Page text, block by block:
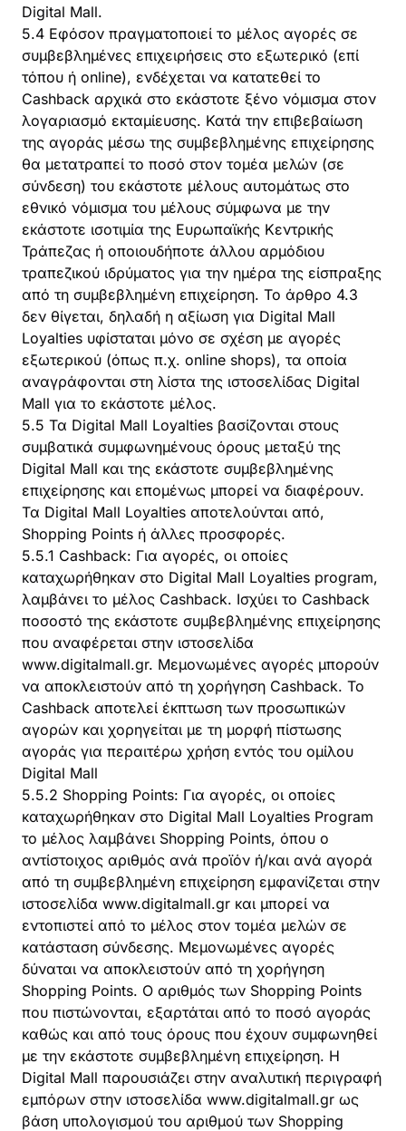
Digital Mall.
5.4 Εφόσον πραγματοποιεί το μέλος αγορές σε
συμβεβλημένες επιχειρήσεις στο εξωτερικό (επί
τόπου ή online), ενδέχεται να κατατεθεί το
Cashback αρχικά στο εκάστοτε ξένο νόμισμα στον
λογαριασμό εκταμίευσης. Κατά την επιβεβαίωση
της αγοράς μέσω της συμβεβλημένης επιχείρησης
θα μετατραπεί το ποσό στον τομέα μελών (σε
σύνδεση) του εκάστοτε μέλους αυτομάτως στο
εθνικό νόμισμα του μέλους σύμφωνα με την
εκάστοτε ισοτιμία της Ευρωπαϊκής Κεντρικής
Τράπεζας ή οποιουδήποτε άλλου αρμόδιου
τραπεζικού ιδρύματος για την ημέρα της είσπραξης
από τη συμβεβλημένη επιχείρηση. Το άρθρο 4.3
δεν θίγεται, δηλαδή η αξίωση για Digital Mall
Loyalties υφίσταται μόνο σε σχέση με αγορές
εξωτερικού (όπως π.χ. online shops), τα οποία
αναγράφονται στη λίστα της ιστοσελίδας Digital
Mall για το εκάστοτε μέλος.
5.5 Τα Digital Mall Loyalties βασίζονται στους
συμβατικά συμφωνημένους όρους μεταξύ της
Digital Mall και της εκάστοτε συμβεβλημένης
επιχείρησης και επομένως μπορεί να διαφέρουν.
Τα Digital Mall Loyalties αποτελούνται από,
Shopping Points ή άλλες προσφορές.
5.5.1 Cashback: Για αγορές, οι οποίες
καταχωρήθηκαν στο Digital Mall Loyalties program,
λαμβάνει το μέλος Cashback. Ισχύει το Cashback
ποσοστό της εκάστοτε συμβεβλημένης επιχείρησης
που αναφέρεται στην ιστοσελίδα
www.digitalmall.gr. Μεμονωμένες αγορές μπορούν
να αποκλειστούν από τη χορήγηση Cashback. Το
Cashback αποτελεί έκπτωση των προσωπικών
αγορών και χορηγείται με τη μορφή πίστωσης
αγοράς για περαιτέρω χρήση εντός του ομίλου
Digital Mall
5.5.2 Shopping Points: Για αγορές, οι οποίες
καταχωρήθηκαν στο Digital Mall Loyalties Program
το μέλος λαμβάνει Shopping Points, όπου ο
αντίστοιχος αριθμός ανά προϊόν ή/και ανά αγορά
από τη συμβεβλημένη επιχείρηση εμφανίζεται στην
ιστοσελίδα www.digitalmall.gr και μπορεί να
εντοπιστεί από το μέλος στον τομέα μελών σε
κατάσταση σύνδεσης. Μεμονωμένες αγορές
δύναται να αποκλειστούν από τη χορήγηση
Shopping Points. Ο αριθμός των Shopping Points
που πιστώνονται, εξαρτάται από το ποσό αγοράς
καθώς και από τους όρους που έχουν συμφωνηθεί
με την εκάστοτε συμβεβλημένη επιχείρηση. Η
Digital Mall παρουσιάζει στην αναλυτική περιγραφή
εμπόρων στην ιστοσελίδα www.digitalmall.gr ως
βάση υπολογισμού του αριθμού των Shopping